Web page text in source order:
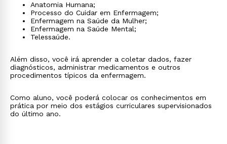
Anatomia Humana;
Processo do Cuidar em Enfermagem;
Enfermagem na Saúde da Mulher;
Enfermagem na Saúde Mental;
Telessaúde.
Além disso, você irá aprender a coletar dados, fazer
diagnósticos, administrar medicamentos e outros
procedimentos típicos da enfermagem.
Como aluno, você poderá colocar os conhecimentos em
prática por meio dos estágios curriculares supervisionados
do último ano.